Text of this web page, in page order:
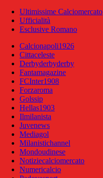
Ultimissime Calciomercato
Ufficialità
Esclusive Romano
Calcionapoli1926
Cittaceleste
Derbyderbyderby
Fantamagazine
FCInter1908
Forzaroma
Golssip
Hellas1903
Ilmilanista
Juvenews
Mediagol
Milanistichannel
Mondoudinese
Notiziecalciomercato
Numericalcio